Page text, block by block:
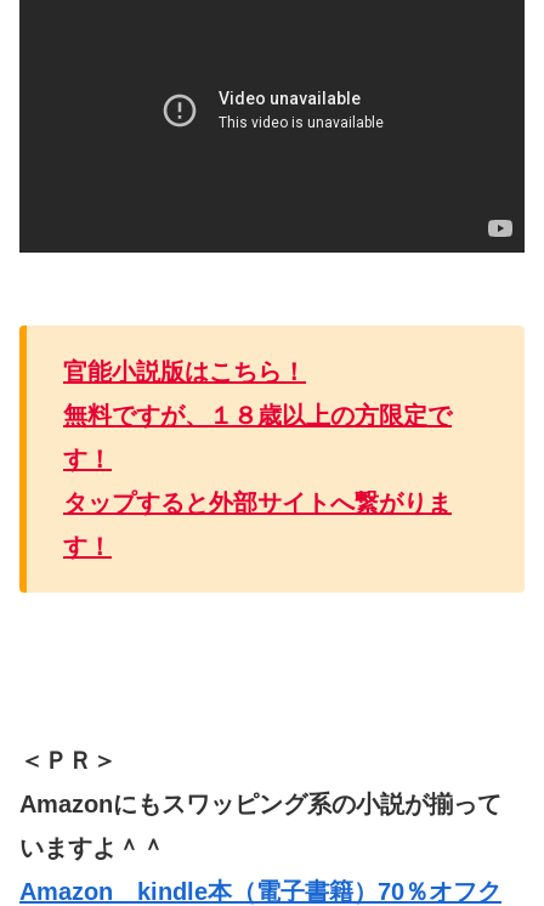
官能小説版はこちら！
無料ですが、１８歳以上の方限定で
す！
タップすると外部サイトへ繋がりま
す！
＜ＰＲ＞
Amazonにもスワッピング系の小説が揃って
いますよ＾＾
Amazon kindle本（電子書籍）70％オフク